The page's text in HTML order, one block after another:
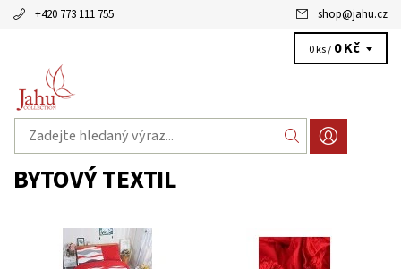
+420 773 111 755 shop@jahu.cz
0 ks / 0 Kč
BYTOVÝ TEXTIL